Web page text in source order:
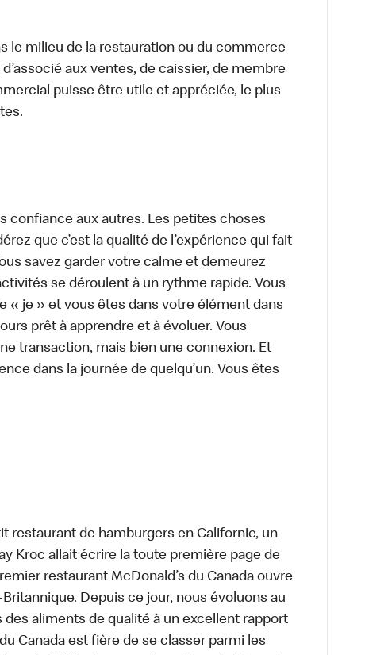
le milieu de la restauration ou du commerce
aux ventes, de caissier, de membre
puisse être utile et appréciée, le plus
confiance aux autres. Les petites choses
que c’est la qualité de l’expérience qui fait
savez garder votre calme et demeurez
se déroulent à un rythme rapide. Vous
« je » et vous êtes dans votre élément dans
prêt à apprendre et à évoluer. Vous
transaction, mais bien une connexion. Et
dans la journée de quelqu’un. Vous êtes
restaurant de hamburgers en Californie, un
Kroc allait écrire la toute première page de
restaurant McDonald’s du Canada ouvre
Depuis ce jour, nous évoluons au
aliments de qualité à un excellent rapport
Canada est fière de se classer parmi les